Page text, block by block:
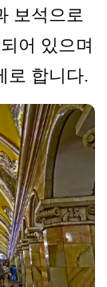
보석으로
어 있으며
로 합니다.